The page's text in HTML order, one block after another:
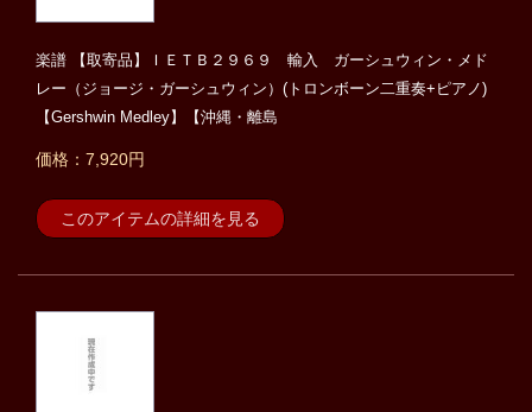
楽譜 【取寄品】ＩＥＴＢ２９６９ 輸入 ガーシュウィン・メド
レー（ジョージ・ガーシュウィン）(トロンボーン二重奏+ピアノ)
【Gershwin Medley】【沖縄・離島
価格：7,920円
このアイテムの詳細を見る